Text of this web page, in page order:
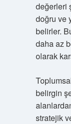
değerleri
doğru ve
belirler.
daha az
olarak
belirgin
stratejik